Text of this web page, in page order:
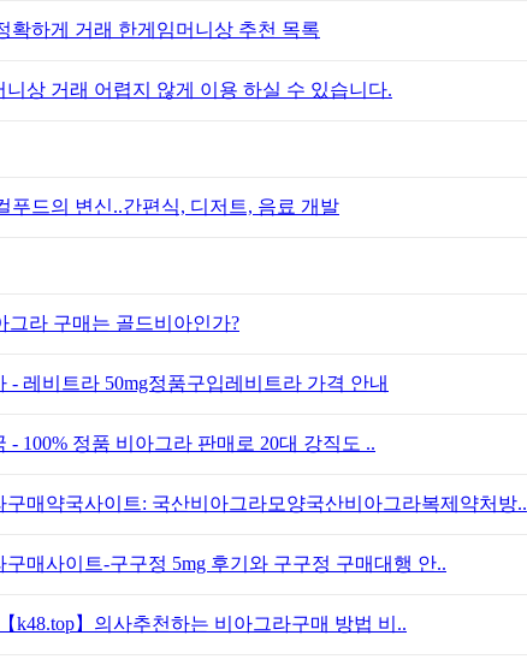
확하게 거래 한게임머니상 추천 목록
니상 거래 어렵지 않게 이용 하실 수 있습니다.
푸드의 변신..간편식, 디저트, 음료 개발
그라 구매는 골드비아인가?
- 레비트라 50mg정품구입레비트라 가격 안내
- 100% 정품 비아그라 판매로 20대 강직도 ..
구매약국사이트: 국산비아그라모양국산비아그라복제약처방..
구매사이트-구구정 5mg 후기와 구구정 구매대행 안..
k48.tоp】의사추천하는 비아그라구매 방법 비..